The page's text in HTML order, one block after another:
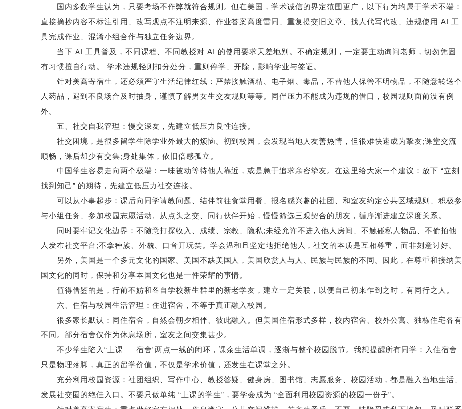
国内多数学生认为，只要考场不作弊就符合规则。但在美国，学术诚信的界定范围更广，以下行为均属于学术不端：
直接摘抄内容不标注引用、改写观点不注明来源、作业答案高度雷同、重复提交旧文章、找人代写代改、违规使用 AI 工
具完成作业、混淆小组合作与独立任务边界。
当下 AI 工具普及，不同课程、不同教授对 AI 的使用要求天差地别。不确定规则，一定要主动询问老师，切勿凭固
有习惯擅自行动。 学术违规轻则扣分处分，重则停学、开除，影响学业与签证。
针对美高寄宿生，还必须严守生活纪律红线：严禁接触酒精、电子烟、毒品，不替他人保管不明物品，不随意转送个
人药品，遇到不良场合及时抽身，谨慎了解男女生交友规则等等。同伴压力不能成为违规的借口，校园规则面前没有例
外。
五、社交自我管理：慢交深友，先建立低压力良性连接。
社交困境，是很多留学生除学业外最大的烦恼。初到校园，会发现当地人友善热情，但很难快速成为挚友;课堂交流
顺畅，课后却少有交集;身处集体，依旧倍感孤立。
中国学生容易走向两个极端：一味被动等待他人靠近，或是急于追求亲密挚友。在这里给大家一个建议：放下 “立刻
找到知己” 的期待，先建立低压力社交连接。
可以从小事起步：课后向同学请教问题、结伴前往食堂用餐、报名感兴趣的社团、和室友约定公共区域规则、积极参
与小组任务、参加校园志愿活动。从点头之交、同行伙伴开始，慢慢筛选三观契合的朋友，循序渐进建立深度关系。
同时要牢记文化边界：不随意打探收入、成绩、宗教、隐私;未经允许不进入他人房间、不触碰私人物品、不偷拍他
人发布社交平台;不拿种族、外貌、口音开玩笑。学会温和且坚定地拒绝他人，社交的本质是互相尊重，而非刻意讨好。
另外，美国是一个多元文化的国家。美国不缺美国人，美国欣赏人与人、民族与民族的不同。因此，在尊重和接纳美
国文化的同时，保持和分享本国文化也是一件荣耀的事情。
值得借鉴的是，行前不妨和各自学校新生群里的新老学友，建立一定关联，以便自己初来乍到之时，有同行之人。
六、住宿与校园生活管理：住进宿舍，不等于真正融入校园。
很多家长默认：同住宿舍，自然会朝夕相伴、彼此融入。但美国住宿形式多样，校内宿舍、校外公寓、独栋住宅各有
不同。部分宿舍仅作为休息场所，室友之间交集甚少。
不少学生陷入“上课 — 宿舍”两点一线的闭环，课余生活单调，逐渐与整个校园脱节。我想提醒所有同学：入住宿舍
只是物理落脚，真正的留学价值，不仅是学术价值，还发生在课堂之外。
充分利用校园资源：社团组织、写作中心、教授答疑、健身房、图书馆、志愿服务、校园活动，都是融入当地生活、
发展社交圈的绝佳入口。不要只做单纯 “上课的学生”，要学会成为 “全面利用校园资源的校园一份子”。